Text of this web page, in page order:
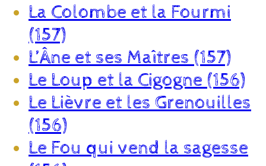
La Colombe et la Fourmi
(157)
L’Âne et ses Maîtres (157)
Le Loup et la Cigogne (156)
Le Lièvre et les Grenouilles
(156)
Le Fou qui vend la sagesse